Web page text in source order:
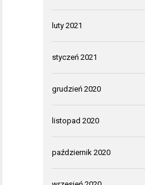
luty 2021
styczeń 2021
grudzień 2020
listopad 2020
październik 2020